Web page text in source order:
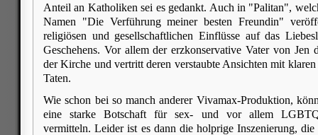
Anteil an Katholiken sei es gedankt. Auch in "Palitan",
Namen "Die Verführung meiner besten Freundin"
religiösen und gesellschaftlichen Einflüsse auf das
Geschehens. Vor allem der erzkonservative Vater von Jen
der Kirche und vertritt deren verstaubte Ansichten mit
Taten.
Wie schon bei so manch anderer Vivamax-Produktion,
eine starke Botschaft für sex- und vor allem
vermitteln. Leider ist es dann die holprige Inszenierung,